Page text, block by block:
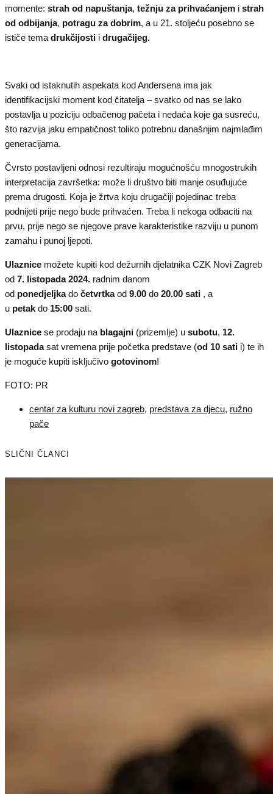
momente: strah od napuštanja, težnju za prihvaćanjem i strah
od odbijanja, potragu za dobrim, a u 21. stoljeću posebno se
ističe tema drukčijosti i drugačijeg.
Svaki od istaknutih aspekata kod Andersena ima jak
identifikacijski moment kod čitatelja – svatko od nas se lako
postavlja u poziciju odbačenog pačeta i nedaća koje ga susreću,
što razvija jaku empatičnost toliko potrebnu današnjim najmlađim
generacijama.
Čvrsto postavljeni odnosi rezultiraju mogućnošću mnogostrukih
interpretacija završetka: može li društvo biti manje osuđujuće
prema drugosti. Koja je žrtva koju drugačiji pojedinac treba
podnijeti prije nego bude prihvaćen. Treba li nekoga odbaciti na
prvu, prije nego se njegove prave karakteristike razviju u punom
zamahu i punoj ljepoti.
Ulaznice možete kupiti kod dežurnih djelatnika CZK Novi Zagreb
od 7. listopada 2024. radnim danom
od ponedjeljkado četvrtkaod 9.00 do 20.00 sati , a
u petak do 15:00 sati.
Ulaznice se prodaju na blagajni (prizemlje) u subotu, 12.
listopadasat vremena prije početka predstave (od 10 sati i) te ih
je moguće kupiti isključivo gotovinom!
FOTO: PR
centar za kulturu novi zagreb, predstava za djecu, ružno
pače
SLIČNI ČLANCI